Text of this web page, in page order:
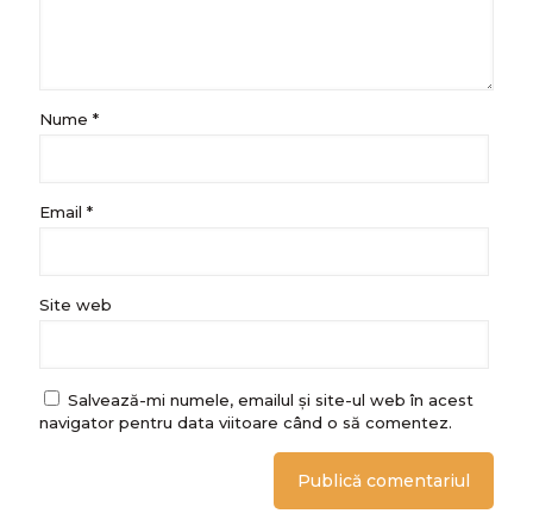
Nume *
Email *
Site web
Salvează-mi numele, emailul și site-ul web în acest
navigator pentru data viitoare când o să comentez.